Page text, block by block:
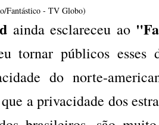
Fantástico - TV Globo)
ainda esclareceu ao
tornar públicos esses
do norte-
a privacidade dos